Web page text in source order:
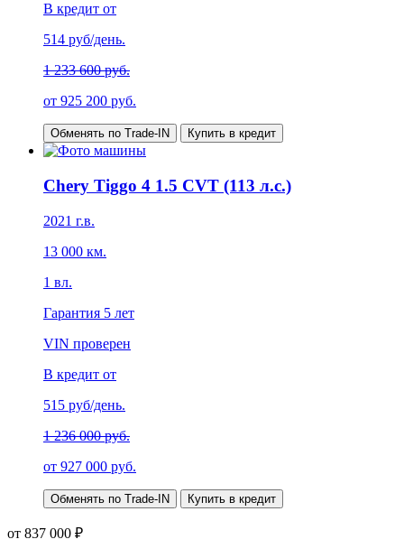
В кредит от
514 руб/день.
1 233 600 руб.
от 925 200 руб.
Обменять по Trade-IN Купить в кредит
Chery Tiggo 4 1.5 CVT (113 л.с.)
2021 г.в.
13 000 км.
1 вл.
Гарантия 5 лет
VIN проверен
В кредит от
515 руб/день.
1 236 000 руб.
от 927 000 руб.
Обменять по Trade-IN Купить в кредит
от 837 000 ₽